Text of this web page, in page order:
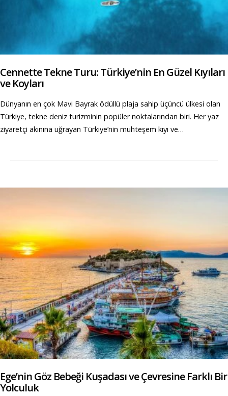
Cennette Tekne Turu: Türkiye’nin En Güzel Kıyıları
ve Koyları
Dünyanın en çok Mavi Bayrak ödüllü plaja sahip üçüncü ülkesi olan
Türkiye, tekne deniz turizminin popüler noktalarından biri. Her yaz
ziyaretçi akınına uğrayan Türkiye’nin muhteşem kıyı ve…
Ege’nin Göz Bebeği Kuşadası ve Çevresine Farklı Bir
Yolculuk